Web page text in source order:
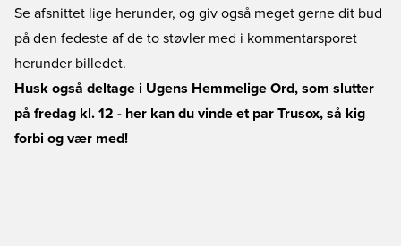
Se afsnittet lige herunder, og giv også meget gerne dit bud
på den fedeste af de to støvler med i kommentarsporet
herunder billedet.
Husk også deltage i Ugens Hemmelige Ord, som slutter
på fredag kl. 12 - her kan du vinde et par Trusox, så kig
forbi og vær med!